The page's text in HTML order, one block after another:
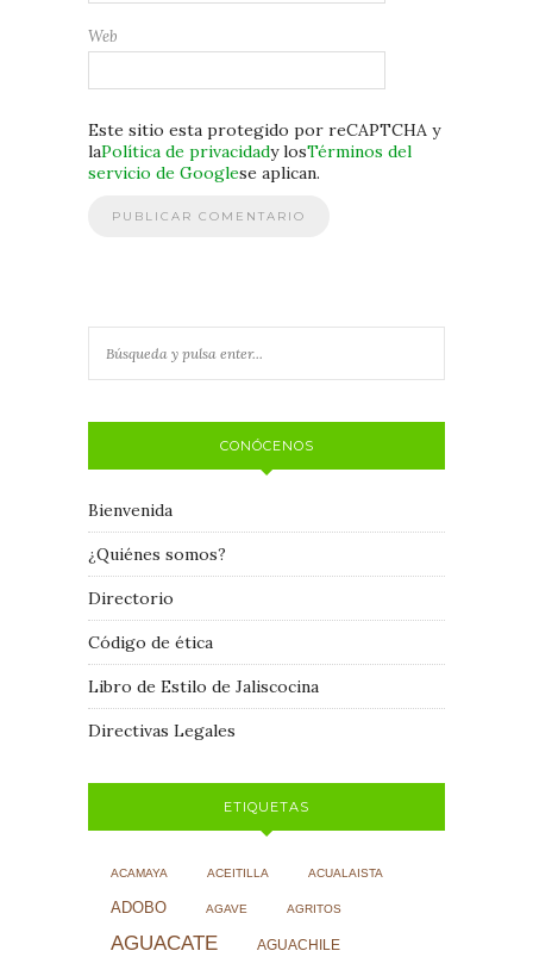
Web
Este sitio esta protegido por reCAPTCHA y
laPolítica de privacidady losTérminos del
servicio de Googlese aplican.
CONÓCENOS
Bienvenida
¿Quiénes somos?
Directorio
Código de ética
Libro de Estilo de Jaliscocina
Directivas Legales
ETIQUETAS
ACAMAYA ACEITILLA ACUALAISTA
ADOBO AGAVE AGRITOS
AGUACATE AGUACHILE